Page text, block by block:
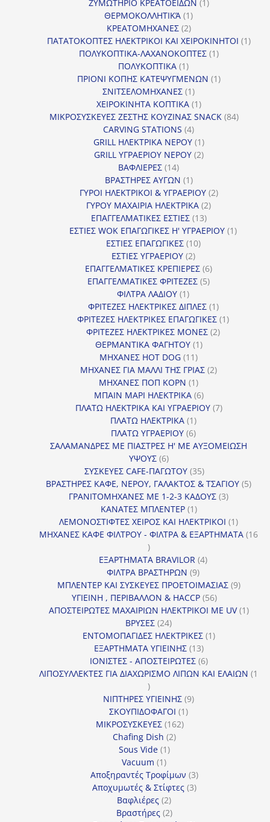
ΖΥΜΩΤΗΡΙΟ ΚΡΕΑΤΟΕΙΔΩΝ 1
ΘΕΡΜΟΚΟΛΛΗΤΙΚΆ 11
προϊόν
ΚΡΕΑΤΟΜΗΧΑΝΕΣ 22
προϊόντα
ΠΑΤΑΤΟΚΟΠΤΕΣ ΗΛΕΚΤΡΙΚΟΙ ΚΑΙ ΧΕΙΡΟΚΙΝΗΤΟΙ 11
ΠΟΛΥΚΟΠΤΙΚΑ-ΛΑΧΑΝΟΚΟΠΤΕΣ 11
ΠΟΛΥΚΟΠΤΙΚΑ 11
προϊόν
ΠΡΙΟΝΙ ΚΟΠΗΣ ΚΑΤΕΨΥΓΜΕΝΩΝ 11
ΣΝΙΤΣΕΛΟΜΗΧΑΝΕΣ 11
προϊόν
ΧΕΙΡΟΚΙΝΗΤΑ ΚΟΠΤΙΚΑ 11
προϊόν
ΜΙΚΡΟΣΥΣΚΕΥΕΣ ΖΕΣΤΗΣ ΚΟΥΖΙΝΑΣ SNACK 8484
CARVING STATIONS 44
προϊόντα
GRILL ΗΛΕΚΤΡΙΚΑ ΝΕΡΟΥ 11
προϊόν
GRILL ΥΓΡΑΕΡΙΟΥ ΝΕΡΟΥ 22
ΒΑΦΛΙΕΡΕΣ 1414
προϊόντα
ΒΡΑΣΤΗΡΕΣ ΑΥΓΩΝ 11
προϊόν
ΓΥΡΟΙ ΗΛΕΚΤΡΙΚΟΙ & ΥΓΡΑΕΡΙΟΥ 22
ΓΥΡΟΥ ΜΑΧΑΙΡΙΑ ΗΛΕΚΤΡΙΚΑ 22
ΕΠΑΓΓΕΛΜΑΤΙΚΕΣ ΕΣΤΙΕΣ 1313
προϊόντα
ΕΣΤΙΕΣ WOK ΕΠΑΓΩΓΙΚΕΣ Η' ΥΓΡΑΕΡΙΟΥ 11
ΕΣΤΙΕΣ ΕΠΑΓΩΓΙΚΕΣ 1010
ΕΣΤΙΕΣ ΥΓΡΑΕΡΙΟΥ 22
προϊόντα
ΕΠΑΓΓΕΛΜΑΤΙΚΕΣ ΚΡΕΠΙΕΡΕΣ 66
προϊόντα
ΕΠΑΓΓΕΛΜΑΤΙΚΕΣ ΦΡΙΤΕΖΕΣ 55
ΦΙΛΤΡΑ ΛΑΔΙΟΥ 11
προϊόν
ΦΡΙΤΕΖΕΣ ΗΛΕΚΤΡΙΚΕΣ ΔΙΠΛΕΣ 11
προϊόν
ΦΡΙΤΕΖΕΣ ΗΛΕΚΤΡΙΚΕΣ ΕΠΑΓΩΓΙΚΕΣ 11
ΦΡΙΤΕΖΕΣ ΗΛΕΚΤΡΙΚΕΣ ΜΟΝΕΣ 22
ΘΕΡΜΑΝΤΙΚΑ ΦΑΓΗΤΟΥ 11
ΜΗΧΑΝΕΣ HOT DOG 1111
προϊόντα
ΜΗΧΑΝΕΣ ΓΙΑ ΜΑΛΛΙ ΤΗΣ ΓΡΙΑΣ 22
ΜΗΧΑΝΕΣ ΠΟΠ ΚΟΡΝ 11
προϊόν
ΜΠΑΙΝ ΜΑΡΙ ΗΛΕΚΤΡΙΚΑ 66
προϊόντα
ΠΛΑΤΩ ΗΛΕΚΤΡΙΚΑ ΚΑΙ ΥΓΡΑΕΡΙΟΥ 77
ΠΛΑΤΩ ΗΛΕΚΤΡΙΚΑ 11
προϊόν
ΠΛΑΤΩ ΥΓΡΑΕΡΙΟΥ 66
προϊόντα
ΣΑΛΑΜΑΝΔΡΕΣ ΜΕ ΠΙΑΣΤΡΕΣ Η' ΜΕ ΑΥΞΟΜΕΙΩΣΗ
ΥΨΟΥΣ 66
προϊόντα
ΣΥΣΚΕΥΕΣ CAFE-ΠΑΓΩΤΟΥ 3535
προϊόντα
ΒΡΑΣΤΗΡΕΣ ΚΑΦΕ, ΝΕΡΟΥ, ΓΑΛΑΚΤΟΣ & ΤΣΑΓΙΟΥ 55
ΓΡΑΝΙΤΟΜΗΧΑΝΕΣ ΜΕ 1-2-3 ΚΑΔΟΥΣ 33
ΚΑΝΑΤΕΣ ΜΠΛΕΝΤΕΡ 11
προϊόν
ΛΕΜΟΝΟΣΤΙΦΤΕΣ ΧΕΙΡΟΣ ΚΑΙ ΗΛΕΚΤΡΙΚΟΙ 11
προϊόν
ΜΗΧΑΝΕΣ ΚΑΦΕ ΦΙΛΤΡΟΥ - ΦΙΛΤΡΑ & ΕΞΑΡΤΗΜΑΤΑ 16
16
προϊόντα
ΕΞΑΡΤΗΜΑΤΑ BRAVILOR 44
ΦΙΛΤΡΑ ΒΡΑΣΤΗΡΩΝ 99
προϊόντα
ΜΠΛΕΝΤΕΡ ΚΑΙ ΣΥΣΚΕΥΕΣ ΠΡΟΕΤΟΙΜΑΣΙΑΣ 99
ΥΓΙΕΙΝΗ , ΠΕΡΙΒΑΛΛΟΝ & HACCP 5656
προϊόντα
ΑΠΟΣΤΕΙΡΩΤΕΣ ΜΑΧΑΙΡΙΩΝ ΗΛΕΚΤΡΙΚΟΙ ΜΕ UV 11
ΒΡΥΣΕΣ 2424
προϊόντα
ΕΝΤΟΜΟΠΑΓΙΔΕΣ ΗΛΕΚΤΡΙΚΕΣ 11
ΕΞΑΡΤΗΜΑΤΑ ΥΓΙΕΙΝΗΣ 1313
προϊόντα
ΙΟΝΙΣΤΕΣ - ΑΠΟΣΤΕΙΡΩΤΕΣ 66
προϊόντα
ΛΙΠΟΣΥΛΛΕΚΤΕΣ ΓΙΑ ΔΙΑΧΩΡΙΣΜΟ ΛΙΠΩΝ ΚΑΙ ΕΛΑΙΩΝ 1
1
προϊόν
ΝΙΠΤΗΡΕΣ ΥΓΙΕΙΝΗΣ 99
ΣΚΟΥΠΙΔΟΦΑΓΟΙ 11
ΜΙΚΡΟΣΥΣΚΕΥΕΣ 162162
Chafing Dish 22
Sous Vide 11
Vacuum 11
προϊόν
Αποξηραντές Τροφίμων 33
προϊόντα
Αποχυμωτές & Στίφτες 33
Βαφλιέρες 22
προϊόντα
Βραστήρες 22